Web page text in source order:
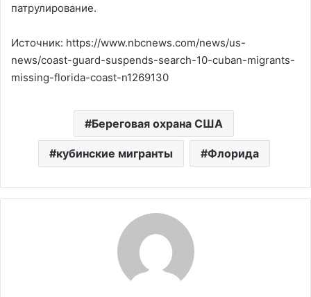
патрулирование.
Источник: https://www.nbcnews.com/news/us-
news/coast-guard-suspends-search-10-cuban-migrants-
missing-florida-coast-n1269130
Береговая охрана США
кубинские мигранты Флорида